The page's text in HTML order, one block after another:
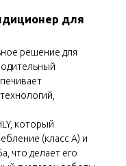
для
решение для
который
(класс A) и
что делает его